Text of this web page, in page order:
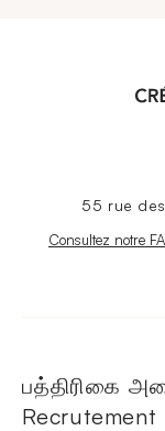
55 rue
Nouvelle fenêtre
Consultez notre
பத்திரிகை
Recrutement